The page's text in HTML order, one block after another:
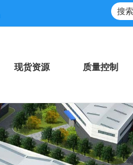
现货资源 质量控制